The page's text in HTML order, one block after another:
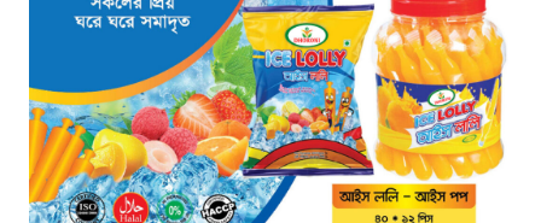
মাধবপুরে কোটি টাকার ভারতীয়
পণ্যসহ দুই কাভার্ডভ্যান জব্দ
১৮ ঘণ্টা আগে
বিরোধী দল থেকে সরকার: পদের
লড়াইয়ে পিছিয়ে ত্যাগীরা
২০ ঘণ্টা আগে